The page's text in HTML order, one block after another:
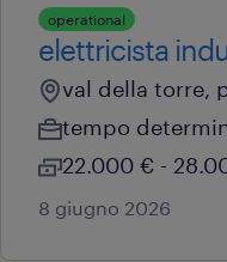
operational
elettricista
val della torre,
tempo
22.000 € -
8 giugno 2026